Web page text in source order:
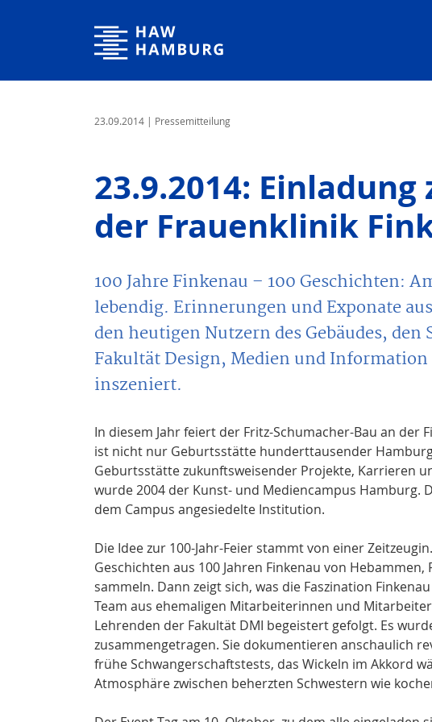
Hochschule für Angewandte Wissenschaften Hamburg
23.09.2014 | Pressemitteilung
23.9.2014:
der Frauenklinik
100 Jahre Finkenau – 100 Geschichten:
lebendig. Erinnerungen und Exponate
den heutigen Nutzern des Gebäudes,
Fakultät Design, Medien und
inszeniert.
In diesem Jahr feiert der Fritz-Schumacher-Bau an der
ist nicht nur Geburtsstätte hunderttausender
Geburtsstätte zukunftsweisender Projekte, Karrieren
wurde 2004 der Kunst- und Mediencampus Hamburg.
dem Campus angesiedelte Institution.
Die Idee zur 100-Jahr-Feier stammt von einer
Geschichten aus 100 Jahren Finkenau von
sammeln. Dann zeigt sich, was die Faszination
Team aus ehemaligen Mitarbeiterinnen und
Lehrenden der Fakultät DMI begeistert gefolgt. Es
zusammengetragen. Sie dokumentieren anschaulich
frühe Schwangerschaftstests, das Wickeln im Akkord
Atmosphäre zwischen beherzten Schwestern wie